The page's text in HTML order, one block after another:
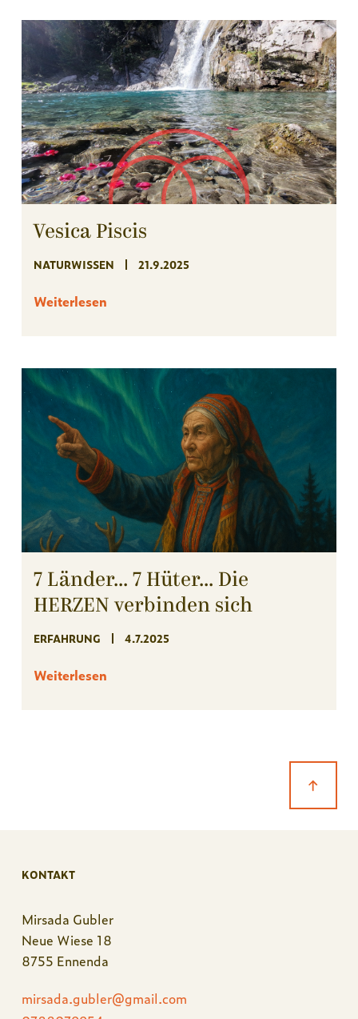
Vesica Piscis
NATURWISSEN 21.9.2025
Weiterlesen
7 Länder... 7 Hüter... Die
HERZEN verbinden sich
ERFAHRUNG 4.7.2025
Weiterlesen
KONTAKT
Mirsada Gubler
Neue Wiese 18
8755 Ennenda
mirsada.gubler@gmail.com